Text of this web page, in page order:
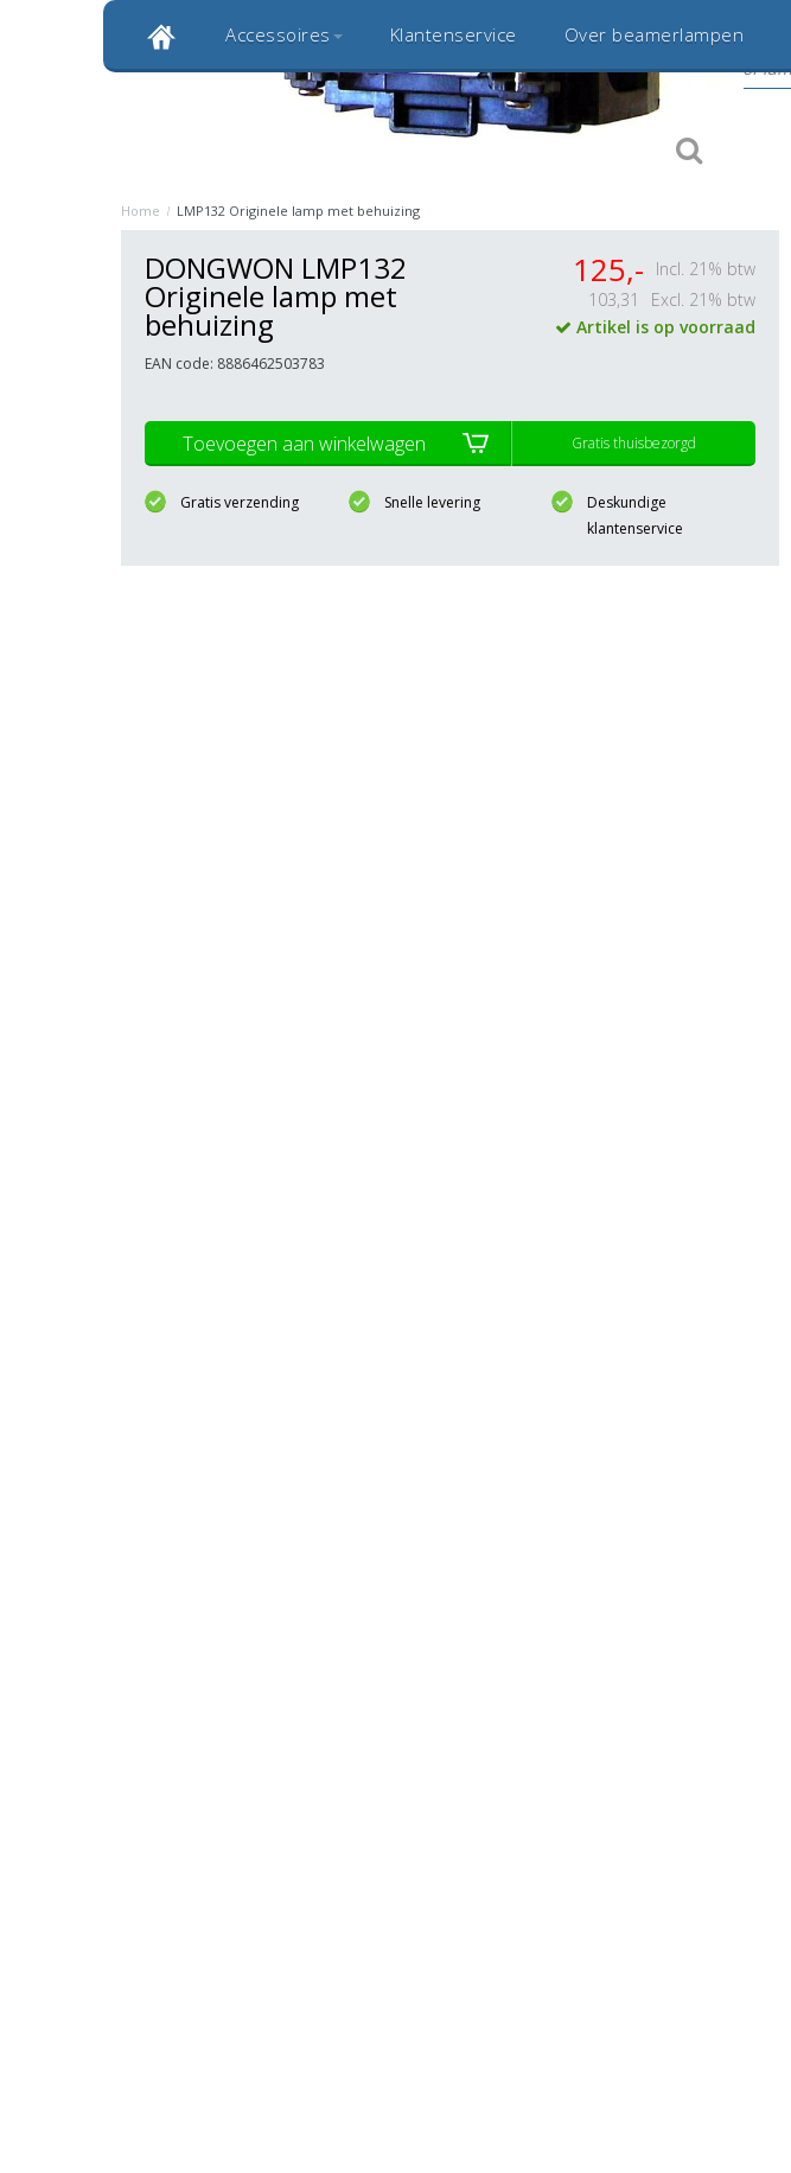
Klantbeoordeling 9,0
Bekijk alle 1000+ reviews
Accessoires Klantenservice Over beamerlampen
20 jaar betrouwbaar en ervaren
Home / LMP132 Originele lamp met behuizing
DONGWON LMP132
Originele lamp met
behuizing
EAN code: 8886462503783
125,-
Incl. 21% btw
103,31
Excl. 21% btw
Artikel is op voorraad
Toevoegen aan winkelwagen Gratis thuisbezorgd
Gratis verzending Snelle levering
Deskundige
klantenservice